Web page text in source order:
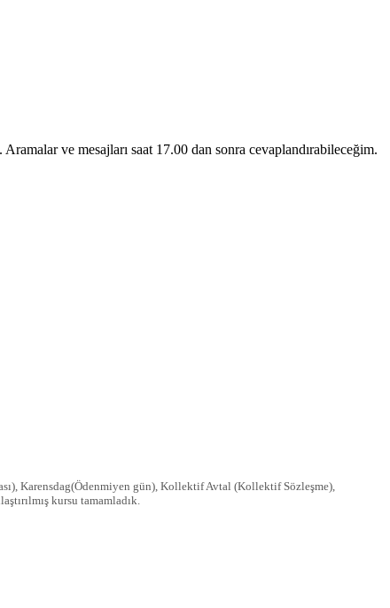
ve mesajları saat 17.00 dan sonra cevaplandırabileceğim.
Karensdag(Ödenmiyen gün), Kollektif Avtal (Kollektif Sözleşme),
kursu tamamladık.